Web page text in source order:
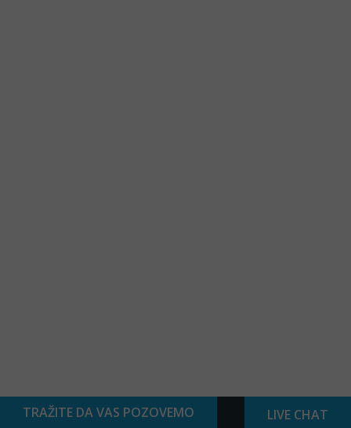
TRAŽITE DA VAS POZOVEMO LIVE CHAT